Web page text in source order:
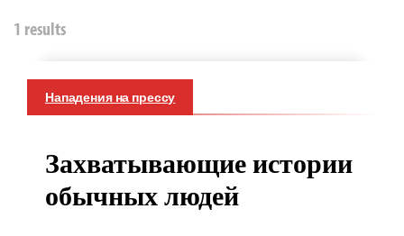
1 results
Нападения на прессу
Захватывающие истории
обычных людей